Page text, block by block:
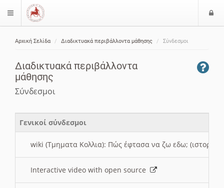
$langMenu
Αρχική Σελίδα Διαδικτυακά περιβάλλοντα μάθησης Σύνδεσμοι
Διαδικτυακά περιβάλλοντα
μάθησης
Σύνδεσμοι
Γενικοί σύνδεσμοι
wiki (Τμηματα Κολλια): Πώς έφτασα να ζω εδω; (ιστορια)
Interactive video with open source